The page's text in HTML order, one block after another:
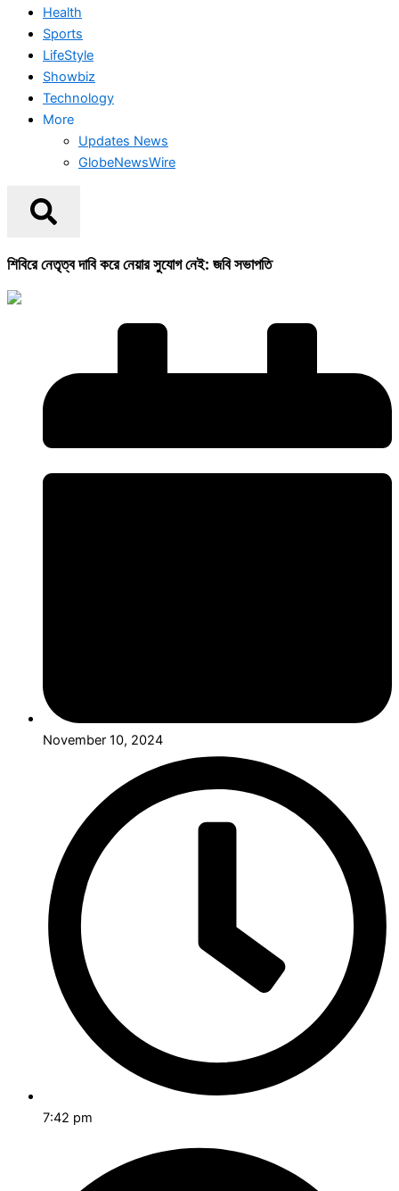
Health
Sports
LifeStyle
Showbiz
Technology
More
Updates News
GlobeNewsWire
শিবিরে নেতৃত্ব দাবি করে নেয়ার সুযোগ নেই: জবি সভাপতি
November 10, 2024
7:42 pm